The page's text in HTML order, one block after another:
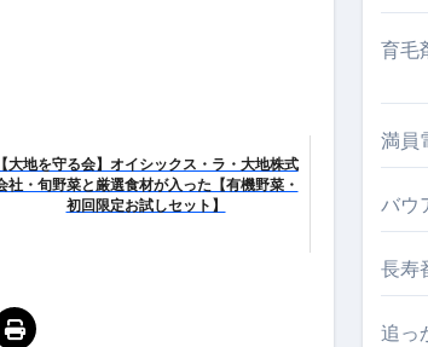
羽毛・調温・吸湿発熱…あなたの寝室に最適解
然木まで徹底分類！室内で“足腰と体幹”を育
イド｜海外・国内旅行を最安値で実現する究
「飲む」という行為を再定義する新しいサプ
【大地を守る会】オイシックス・ラ・大地株式
社・旬野菜と厳選食材が入った【有機野菜・
初回限定お試しセット】
育毛
満員
バウ
長寿
追っ